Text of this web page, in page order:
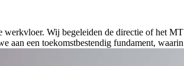
Wij begeleiden de directie of het
een toekomstbestendig fundament,